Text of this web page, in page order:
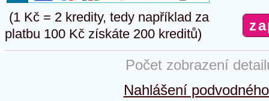
(1 Kč = 2 kredity, tedy například za
platbu 100 Kč získáte 200 kreditů)
Počet zobrazení
Nahlášení